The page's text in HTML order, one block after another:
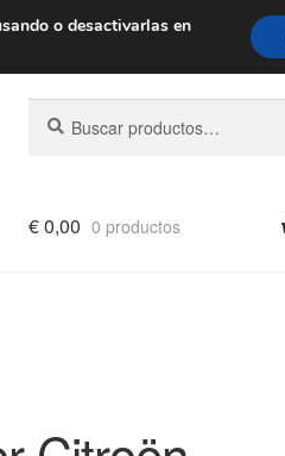
m. a 4 p. m.900 933 246
por:
€0,00 0 productos
o desactivarlas en